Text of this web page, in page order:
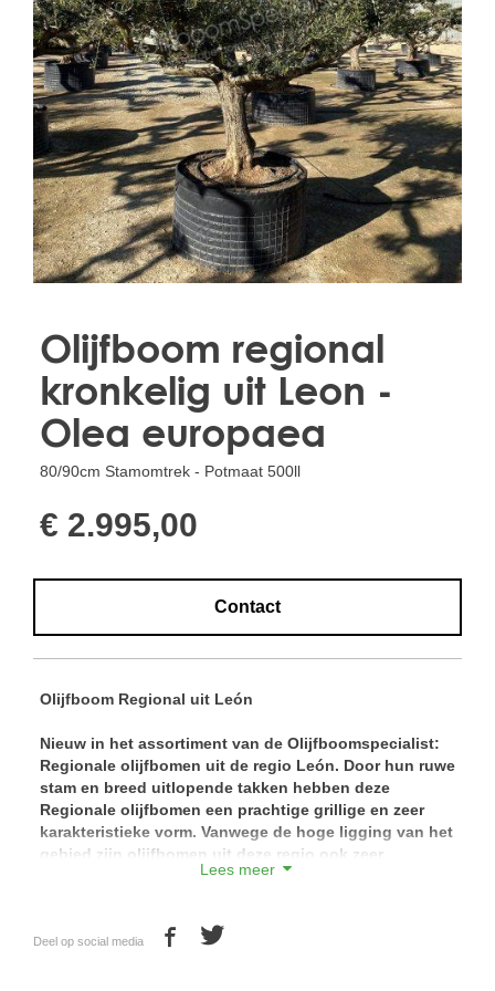
Treesafe
VORSTBESCHERMINGVOORBOMEN.NL
WINTERSCHUTZFUERBAEUME.DE
FROSTPROTECTIONFORTREES.CO.UK
Terracotta
TERRACOTTA.NL
TERRACOTTA.BE
TERRAKOTTA.DE
Olijfboom regional
kronkelig uit Leon -
Olea europaea
80/90cm Stamomtrek - Potmaat 500ll
€ 2.995,00
Contact
Olijfboom Regional uit León
Nieuw in het assortiment van de Olijfboomspecialist:
Regionale olijfbomen uit de regio León. Door hun ruwe
stam en breed uitlopende takken hebben deze
Regionale olijfbomen een prachtige grillige en zeer
karakteristieke vorm. Vanwege de hoge ligging van het
gebied zijn olijfbomen uit deze regio ook zeer
vandaan komen groeien deze olijfbomen erg
Lees meer
Deel op social media